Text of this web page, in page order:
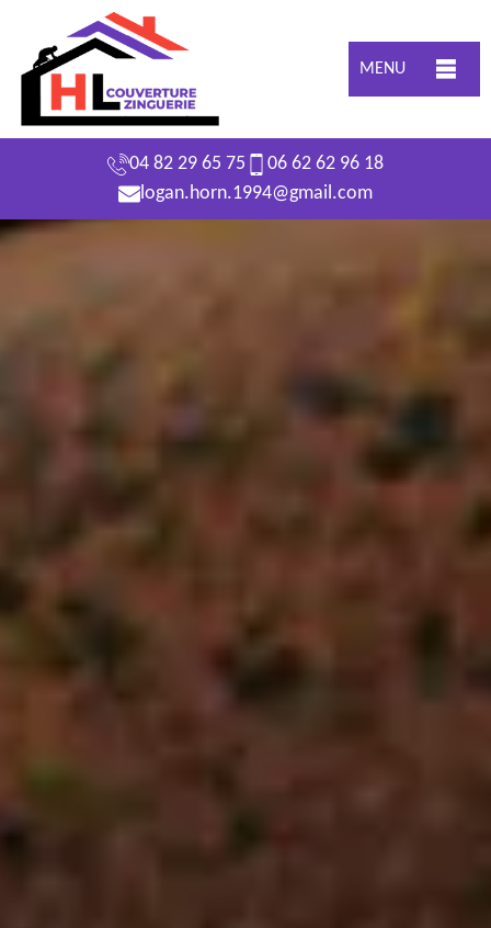
MENU
04 82 29 65 75
06 62 62 96 18
logan.horn.1994@gmail.com